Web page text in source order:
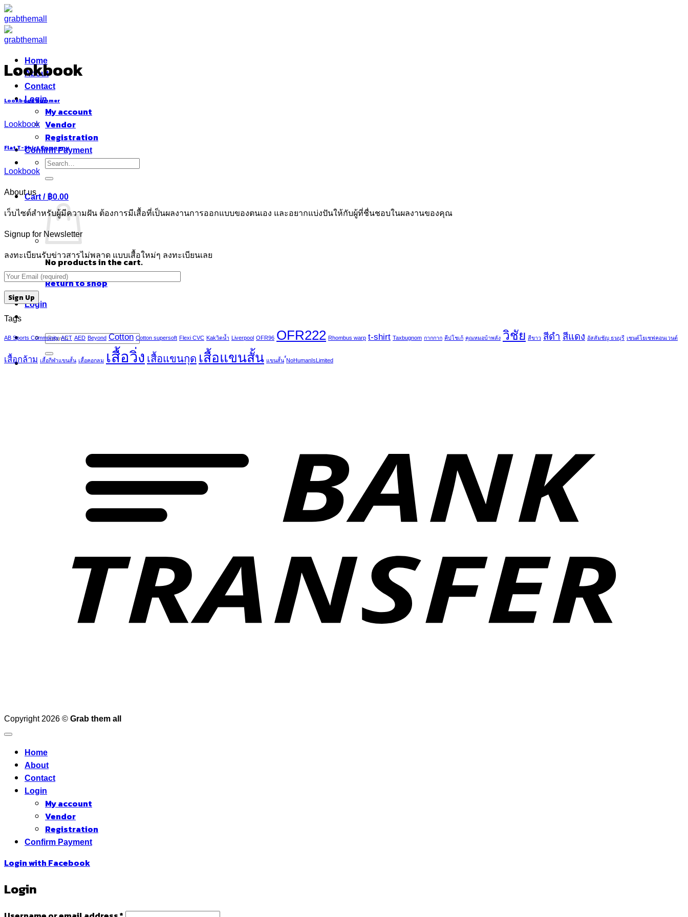
Skip
to
content
Home
About
Contact
Login
My account
Vendor
Registration
Confirm Payment
Search
for:
Cart / ฿0.00
No products in the cart.
Return to shop
Login
Search
for:
Lookbook
Lookbook Summer
Lookbook
Flat T-Shirt Company
Lookbook
About us
เว็บไซต์สำหรับผู้มีความฝัน ต้องการมีเสื้อที่เป็นผลงานการออกแบบของตนเอง และอยากแบ่งปันให้กับผู้ที่ชื่นชอบในผลงานของคุณ
Signup for Newsletter
ลงทะเบียนรับข่าวสารไม่พลาด แบบเสื้อใหม่ๆ ลงทะเบียนเลย
Tags
AB Sports Community ACT AED Beyond Cotton Cotton supersoft Flexi CVC Kakวิดน้ำ Liverpool OFR96 OFR222 Rhombus warp t-shirt Taxbugnom กากกาก คีปโชเก้ คุณหมอบ้าพลัง วิชัย สีขาว สีดำ สีแดง อัสสัมชัญ ธนบุรี เซนต์โยเซฟคอนเวนต์
เสื้อกล้าม เสื้อกีฬาแขนสั้น เสื้อคอกลม เสื้อวิ่ง เสื้อแขนกุด เสื้อแขนสั้น แขนสั้น ์์NoHumanIsLimited
Copyright 2026 © Grab them all
Home
About
Contact
Login
My account
Vendor
Registration
Confirm Payment
Login with Facebook
Login